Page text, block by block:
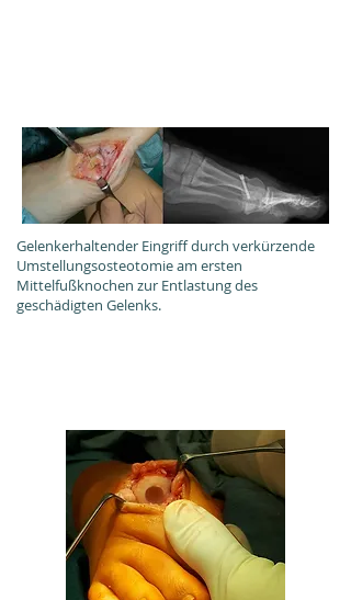
Gelenkerhaltender Eingriff durch verkürzende
Umstellungsosteotomie am ersten
Mittelfußknochen zur Entlastung des
geschädigten Gelenks.